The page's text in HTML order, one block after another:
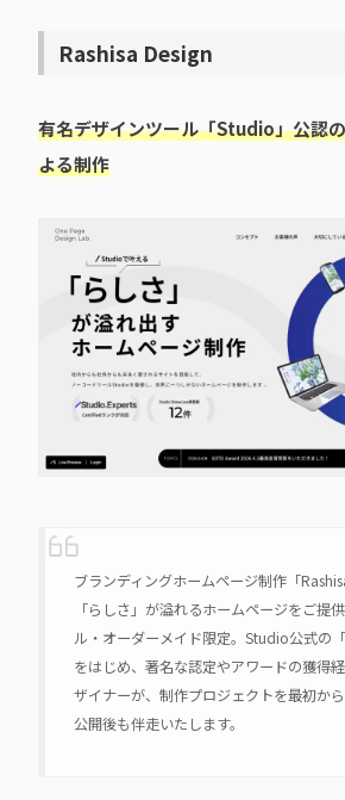
Rashisa Design
有名デザインツール「Studio」公認
よる制作
ブランディングホームページ制作「
「らしさ」が溢れるホームページをご提
ル・オーダーメイド限定。Studio公式の
をはじめ、著名な認定やアワードの獲得
ザイナーが、制作プロジェクトを最初か
公開後も伴走いたします。